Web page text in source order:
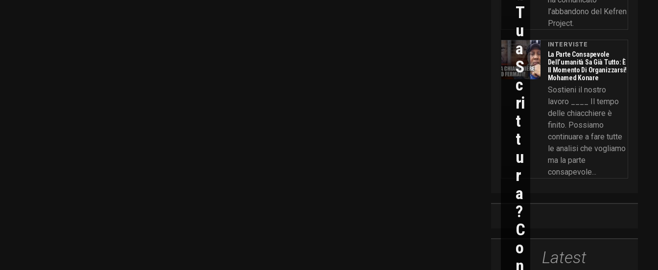
l’abbandono del Kefren
Project.
INTERVISTE
La Parte Consapevole
Dell’umanità Sa Già Tutto: È
Il Momento Di Organizzarsi!
Mohamed Konare
Sostieni il nostro
lavoro ____ Il tempo
delle chiacchiere è
finito. Possiamo
continuare a fare tutte
le analisi che vogliamo
ma la parte
consapevole...
Latest
T
U
A
S
C
Ri
T
T
U
R
A
?
C
O
N